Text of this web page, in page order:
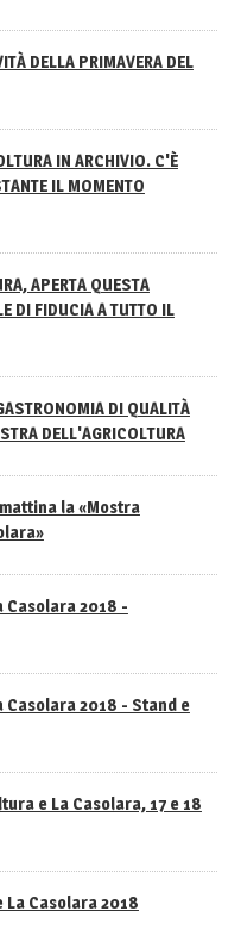
DELLA PRIMAVERA DEL
IN ARCHIVIO. C'È
IL MOMENTO
APERTA QUESTA
DI FIDUCIA A TUTTO IL
DI QUALITÀ
DELL'AGRICOLTURA
la «Mostra
2018 -
2018 - Stand e
e La Casolara, 17 e 18
Casolara 2018